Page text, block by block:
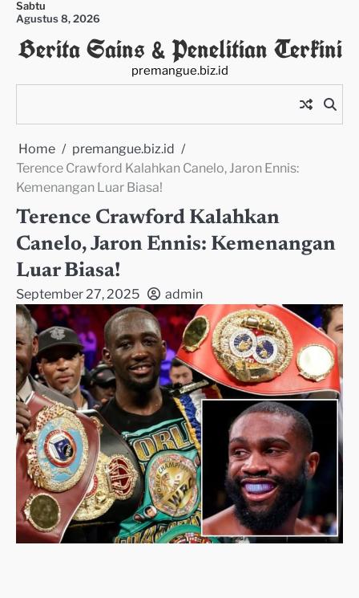
Skip
content
Sabtu
Agustus 8, 2026
Berita Sains & Penelitian Terkini
premangue.biz.id
Home
premangue.biz.id
Terence Crawford Kalahkan Canelo, Jaron Ennis:
Kemenangan Luar Biasa!
Terence Crawford Kalahkan
Canelo, Jaron Ennis: Kemenangan
Luar Biasa!
September 27, 2025 admin